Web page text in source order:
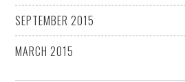
SEPTEMBER 2015
MARCH 2015